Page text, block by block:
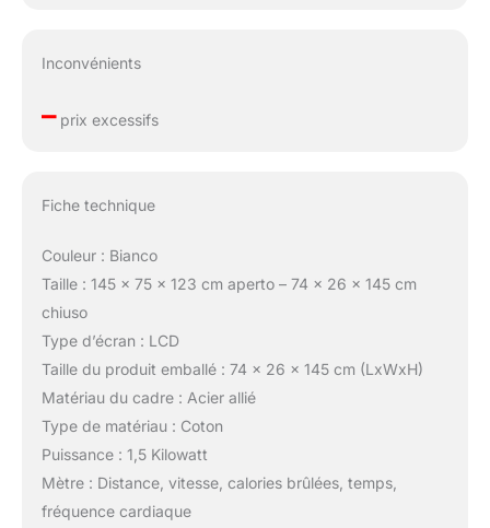
Inconvénients
–prix excessifs
Fiche technique
Couleur : Bianco
Taille : 145 x 75 x 123 cm aperto – 74 x 26 x 145 cm
chiuso
Type d’écran : LCD
Taille du produit emballé : 74 x 26 x 145 cm (LxWxH)
Matériau du cadre : Acier allié
Type de matériau : Coton
Puissance : 1,5 Kilowatt
Mètre : Distance, vitesse, calories brûlées, temps,
fréquence cardiaque